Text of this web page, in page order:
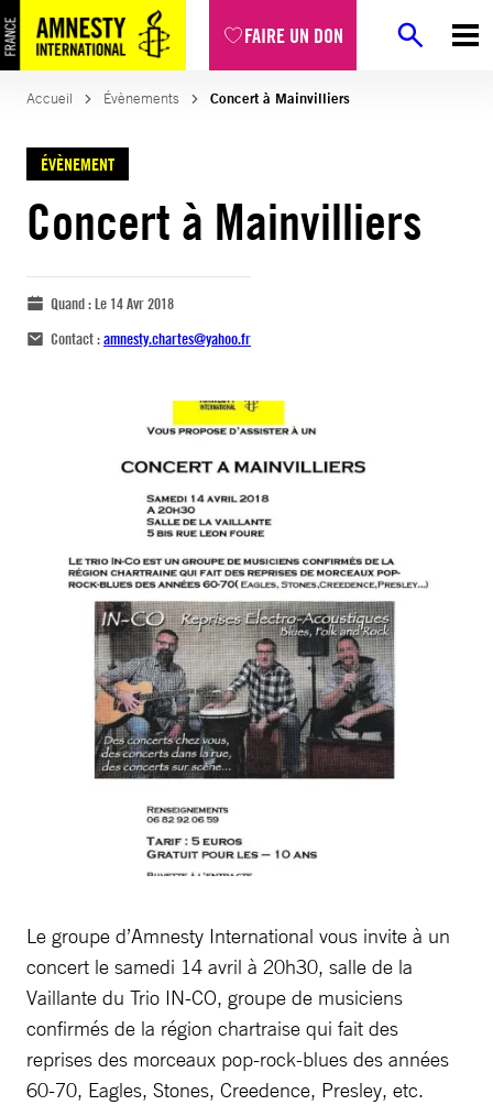
FAIRE UN DON
Accueil Évènements Concert à Mainvilliers
ÉVÈNEMENT
Concert à Mainvilliers
Quand :Le 14 Avr 2018
Contact :amnesty.chartes@yahoo.fr
Le groupe d’Amnesty International vous invite à un
concert le samedi 14 avril à 20h30, salle de la
Vaillante du Trio IN-CO, groupe de musiciens
confirmés de la région chartraise qui fait des
reprises des morceaux pop-rock-blues des années
60-70, Eagles, Stones, Creedence, Presley, etc.